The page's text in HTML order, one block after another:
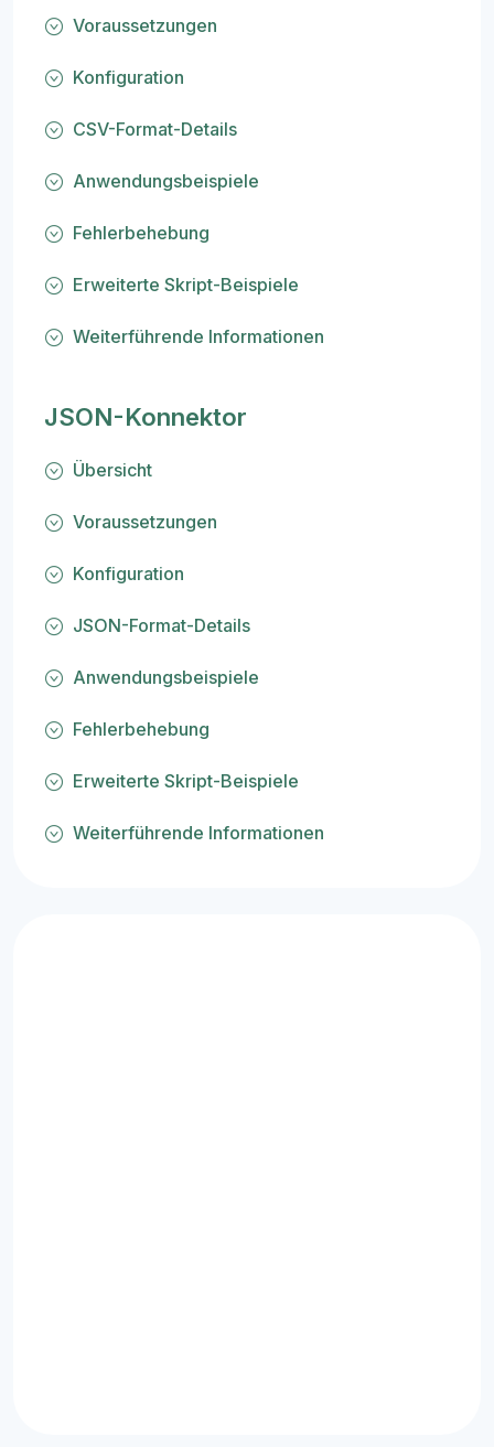
Voraussetzungen
Konfiguration
CSV-Format-Details
Anwendungsbeispiele
Fehlerbehebung
Erweiterte Skript-Beispiele
Weiterführende Informationen
JSON-Konnektor
Übersicht
Voraussetzungen
Konfiguration
JSON-Format-Details
Anwendungsbeispiele
Fehlerbehebung
Erweiterte Skript-Beispiele
Weiterführende Informationen